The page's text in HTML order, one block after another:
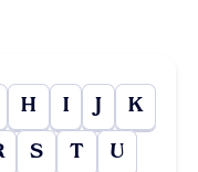
H I J K
S T U